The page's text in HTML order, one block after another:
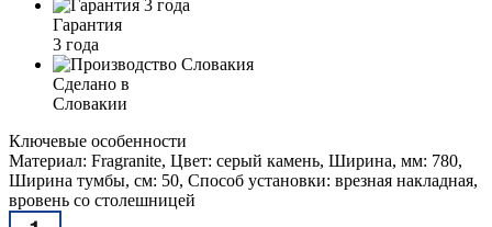
Гарантия
3 года
Сделано в
Словакии
Ключевые особенности
Материал: Fragranite, Цвет: серый камень, Ширина, мм: 780,
Ширина тумбы, см: 50, Способ установки: врезная накладная,
вровень со столешницей